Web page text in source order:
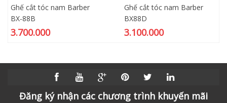
Ghế cắt tóc nam Barber
BX-88B
3.700.000
Ghế cắt tóc nam Barber
BX88D
3.100.000
Đăng ký nhận các chương trình khuyến mãi